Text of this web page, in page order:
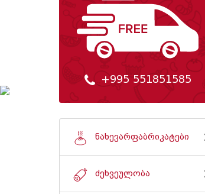
+995 551851585
ნახევარფაბრიკატები
ძეხვეულობა